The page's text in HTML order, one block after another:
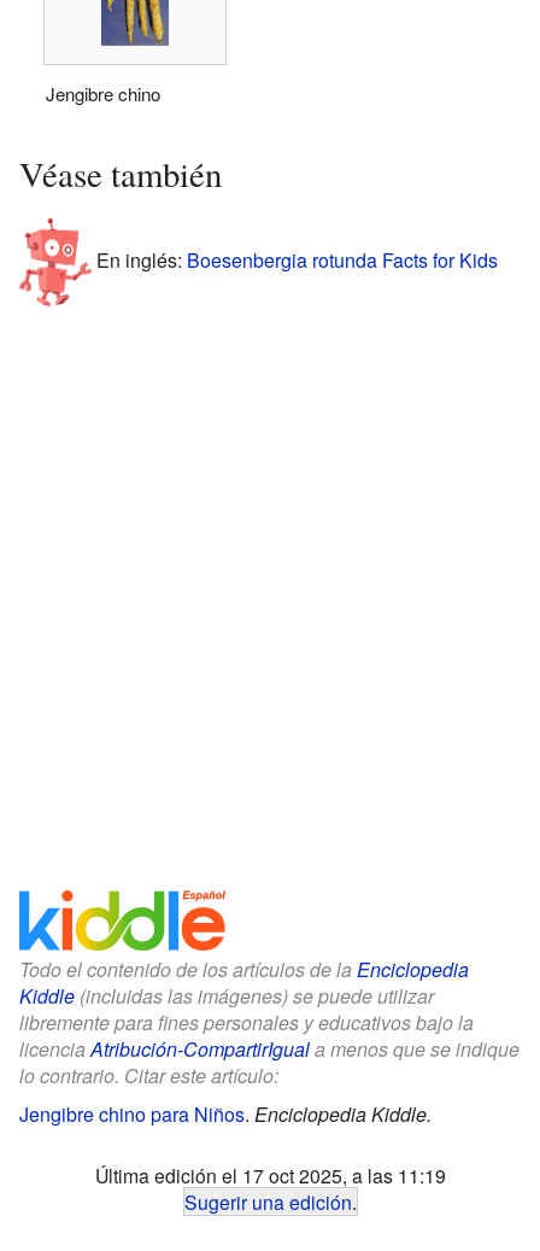
Jengibre chino
Véase también
En inglés: Boesenbergia rotunda Facts for Kids
Todo el contenido de los artículos de la Enciclopedia
Kiddle (incluidas las imágenes) se puede utilizar
libremente para fines personales y educativos bajo la
licenciaAtribución-CompartirIguala menos que se indique
lo contrario. Citar este artículo:
Jengibre chino para Niños. Enciclopedia Kiddle.
Última edición el 17 oct 2025, a las 11:19
Sugerir una edición.